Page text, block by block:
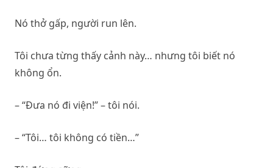
Nó thở gấp, người run lên.
Tôi chưa từng thấy cảnh này… nhưng tôi biết nó
không ổn.
– “Đưa nó đi viện!” – tôi nói.
– “Tôi… tôi không có tiền…”